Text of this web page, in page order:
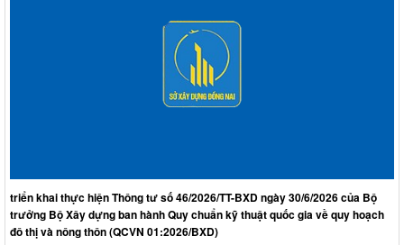
triển khai thực hiện Thông tư số 46/2026/TT-BXD ngày 30/6/2026 của Bộ
trưởng Bộ Xây dựng ban hành Quy chuẩn kỹ thuật quốc gia về quy hoạch
đô thị và nông thôn (QCVN 01:2026/BXD)